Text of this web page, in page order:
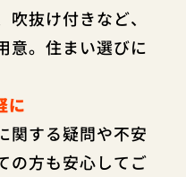
抜け付きなど、
意。住まい選びに
に
関する疑問や不安
の方も安心してご